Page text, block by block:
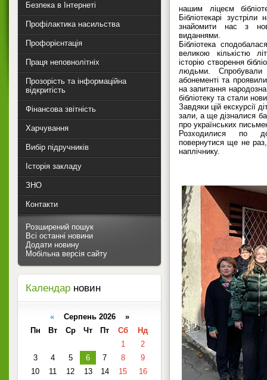
нашим ліцеєм
Бібліотекарі
знайомити нас з
виданнями.
Бібліотека
великою кількістю
історію створення
людьми.
абонементі та
на запитання
бібліотеку та стали
Завдяки цій екскурсії
зали, а ще дізналися
про українських
Розходилися по
повернутися ще не
наплічнику.
Безпека в Інтернеті
Профілактика насильства
Профорієнтація
Праця неповнолітніх
Прозорість та інформаційна
відкритість
Фінансова звітність
Харчування
Вибір підручників
Історія закладу
ЗНО
Контакти
Розширений пошук
Всі останні новини
Додати новину
Мобільна версія сайту
Календар новин
«Серпень 2026 »
Пн
Вт Ср Чт Пт Сб
Нд
1
2
3
4 5 6 7 8
9
10
11 12 13 14 15
16